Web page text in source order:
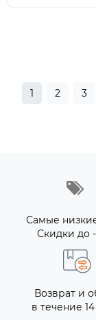
1 2 3
Самые
Скидки до
Возврат и
в течение